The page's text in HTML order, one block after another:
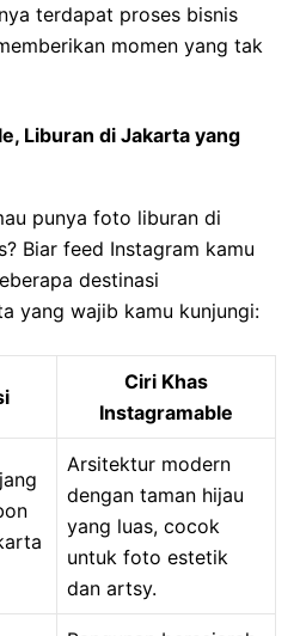
terdapat proses bisnis
momen yang tak
Liburan di Jakarta yang
punya foto liburan di
Biar feed Instagram kamu
destinasi
yang wajib kamu kunjungi:
Ciri Khas
Instagramable
Arsitektur modern
dengan taman hijau
yang luas, cocok
untuk foto estetik
dan artsy.